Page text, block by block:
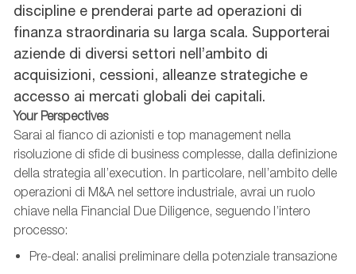
discipline e prenderai parte ad operazioni di
finanza straordinaria su larga scala. Supporterai
aziende di diversi settori nell’ambito di
acquisizioni, cessioni, alleanze strategiche e
accesso ai mercati globali dei capitali.
Your Perspectives
Sarai al fianco di azionisti e top management nella
risoluzione di sfide di business complesse, dalla definizione
della strategia all’execution. In particolare, nell’ambito delle
operazioni di M&A nel settore industriale, avrai un ruolo
chiave nella Financial Due Diligence, seguendo l’intero
processo:
Pre-deal: analisi preliminare della potenziale transazione